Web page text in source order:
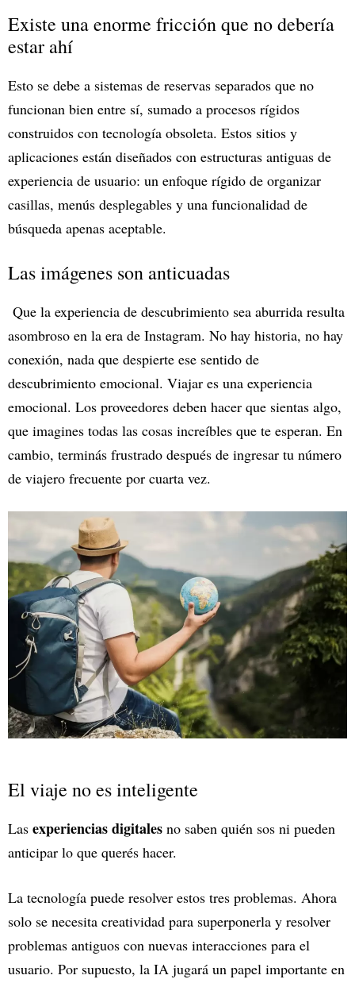
Existe una enorme fricción que no debería
estar ahí
Esto se debe a sistemas de reservas separados que no
funcionan bien entre sí, sumado a procesos rígidos
construidos con tecnología obsoleta. Estos sitios y
aplicaciones están diseñados con estructuras antiguas de
experiencia de usuario: un enfoque rígido de organizar
casillas, menús desplegables y una funcionalidad de
búsqueda apenas aceptable.
Las imágenes son anticuadas
Que la experiencia de descubrimiento sea aburrida resulta
asombroso en la era de Instagram. No hay historia, no hay
conexión, nada que despierte ese sentido de
descubrimiento emocional. Viajar es una experiencia
emocional. Los proveedores deben hacer que sientas algo,
que imagines todas las cosas increíbles que te esperan. En
cambio, terminás frustrado después de ingresar tu número
de viajero frecuente por cuarta vez.
El viaje no es inteligente
Las experiencias digitales no saben quién sos ni pueden
anticipar lo que querés hacer.
La tecnología puede resolver estos tres problemas. Ahora
solo se necesita creatividad para superponerla y resolver
problemas antiguos con nuevas interacciones para el
usuario. Por supuesto, la IA jugará un papel importante en